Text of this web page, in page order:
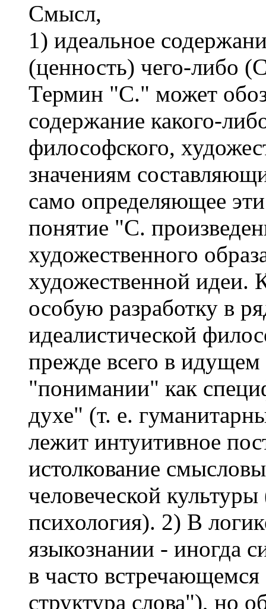
Смысл,
1) идеальное
(ценность) чего-либо
Термин "С." может
содержание какого-
философского,
значениям
само определяющее
понятие "С.
художественного
художественной идеи.
особую разработку в
идеалистической
прежде всего в
"понимании" как
духе" (т. е.
лежит интуитивное
истолкование
человеческой
психология). 2) В
языкознании - иногда
в часто
структура слова"), но